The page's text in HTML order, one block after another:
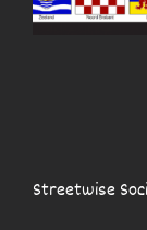
Streetwise